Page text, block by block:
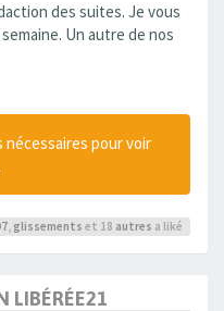
des suites. Je vous
Un autre de nos
nécessaires pour voir
glissements et 18 autres a liké
LIBÉRÉE21